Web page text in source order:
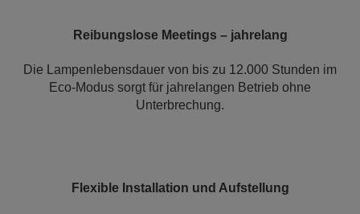
Reibungslose Meetings – jahrelang
Die Lampenlebensdauer von bis zu 12.000 Stunden im
Eco-Modus sorgt für jahrelangen Betrieb ohne
Unterbrechung.
Flexible Installation und Aufstellung